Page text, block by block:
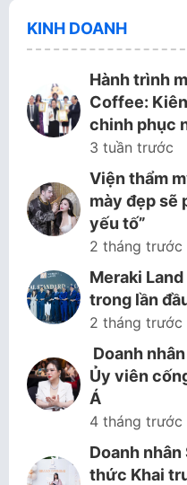
KINH DOANH
Hành trình
Coffee:
chinh phục
3 tuần trước
Viện thẩm
mày đẹp sẽ
yếu tố”
2 tháng trước
Meraki
trong lần
2 tháng trước
Doanh
Ủy viên
Á
4 tháng trước
Doanh
thức Khai